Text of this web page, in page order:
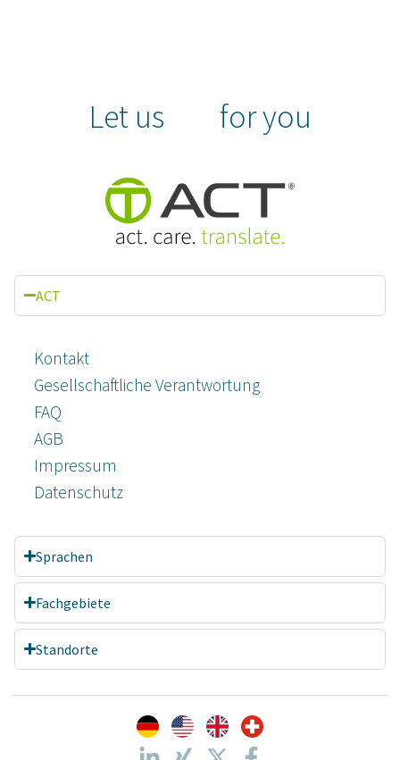
Let us for you
ACT
Kontakt
Gesellschaftliche Verantwortung
FAQ
AGB
Impressum
Datenschutz­
Sprachen
Fachgebiete
Standorte